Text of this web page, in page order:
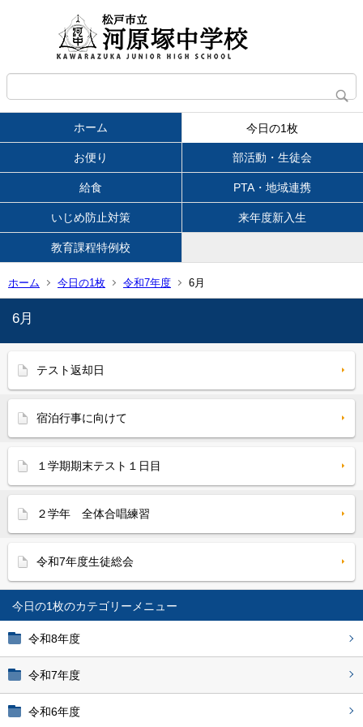
ホーム 今日の1枚
お便り 部活動・生徒会
給食 PTA・地域連携
いじめ防止対策 来年度新入生
教育課程特例校
ホーム 今日の1枚 令和7年度 6月
今日の1枚
令和8年度
令和7年度
令和6年度
6月
テスト返却日
宿泊行事に向けて
１学期期末テスト１日目
２学年 全体合唱練習
令和7年度生徒総会